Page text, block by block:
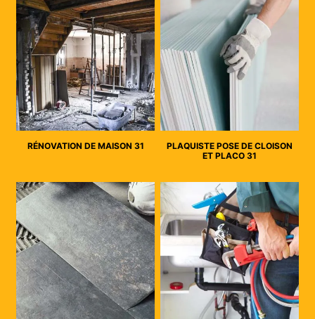
RÉNOVATION DE MAISON 31
PLAQUISTE POSE DE CLOISON
ET PLACO 31